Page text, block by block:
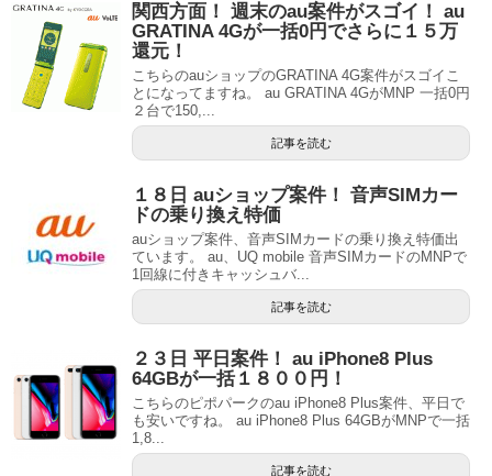
関西方面！ 週末のau案件がスゴイ！ au
GRATINA 4Gが一括0円でさらに１５万
還元！
こちらのauショップのGRATINA 4G案件がスゴイこ
とになってますね。 au GRATINA 4GがMNP 一括0円
２台で150,...
記事を読む
１８日 auショップ案件！ 音声SIMカー
ドの乗り換え特価
auショップ案件、音声SIMカードの乗り換え特価出
ています。 au、UQ mobile 音声SIMカードのMNPで
1回線に付きキャッシュバ...
記事を読む
２３日 平日案件！ au iPhone8 Plus
64GBが一括１８００円！
こちらのピポパークのau iPhone8 Plus案件、平日で
も安いですね。 au iPhone8 Plus 64GBがMNPで一括
1,8...
記事を読む